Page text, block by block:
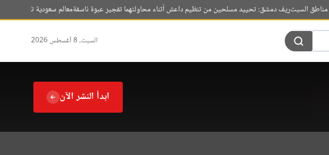
السبتريف دمشق: تحييد مسلحين من تنظيم داعش أثناء محاولتهما تفجير عبوة ناسفةمعالم سعودية تكتسي بألوان
السبت، 8 أغسطس 2026
ابدأ النشر الآن